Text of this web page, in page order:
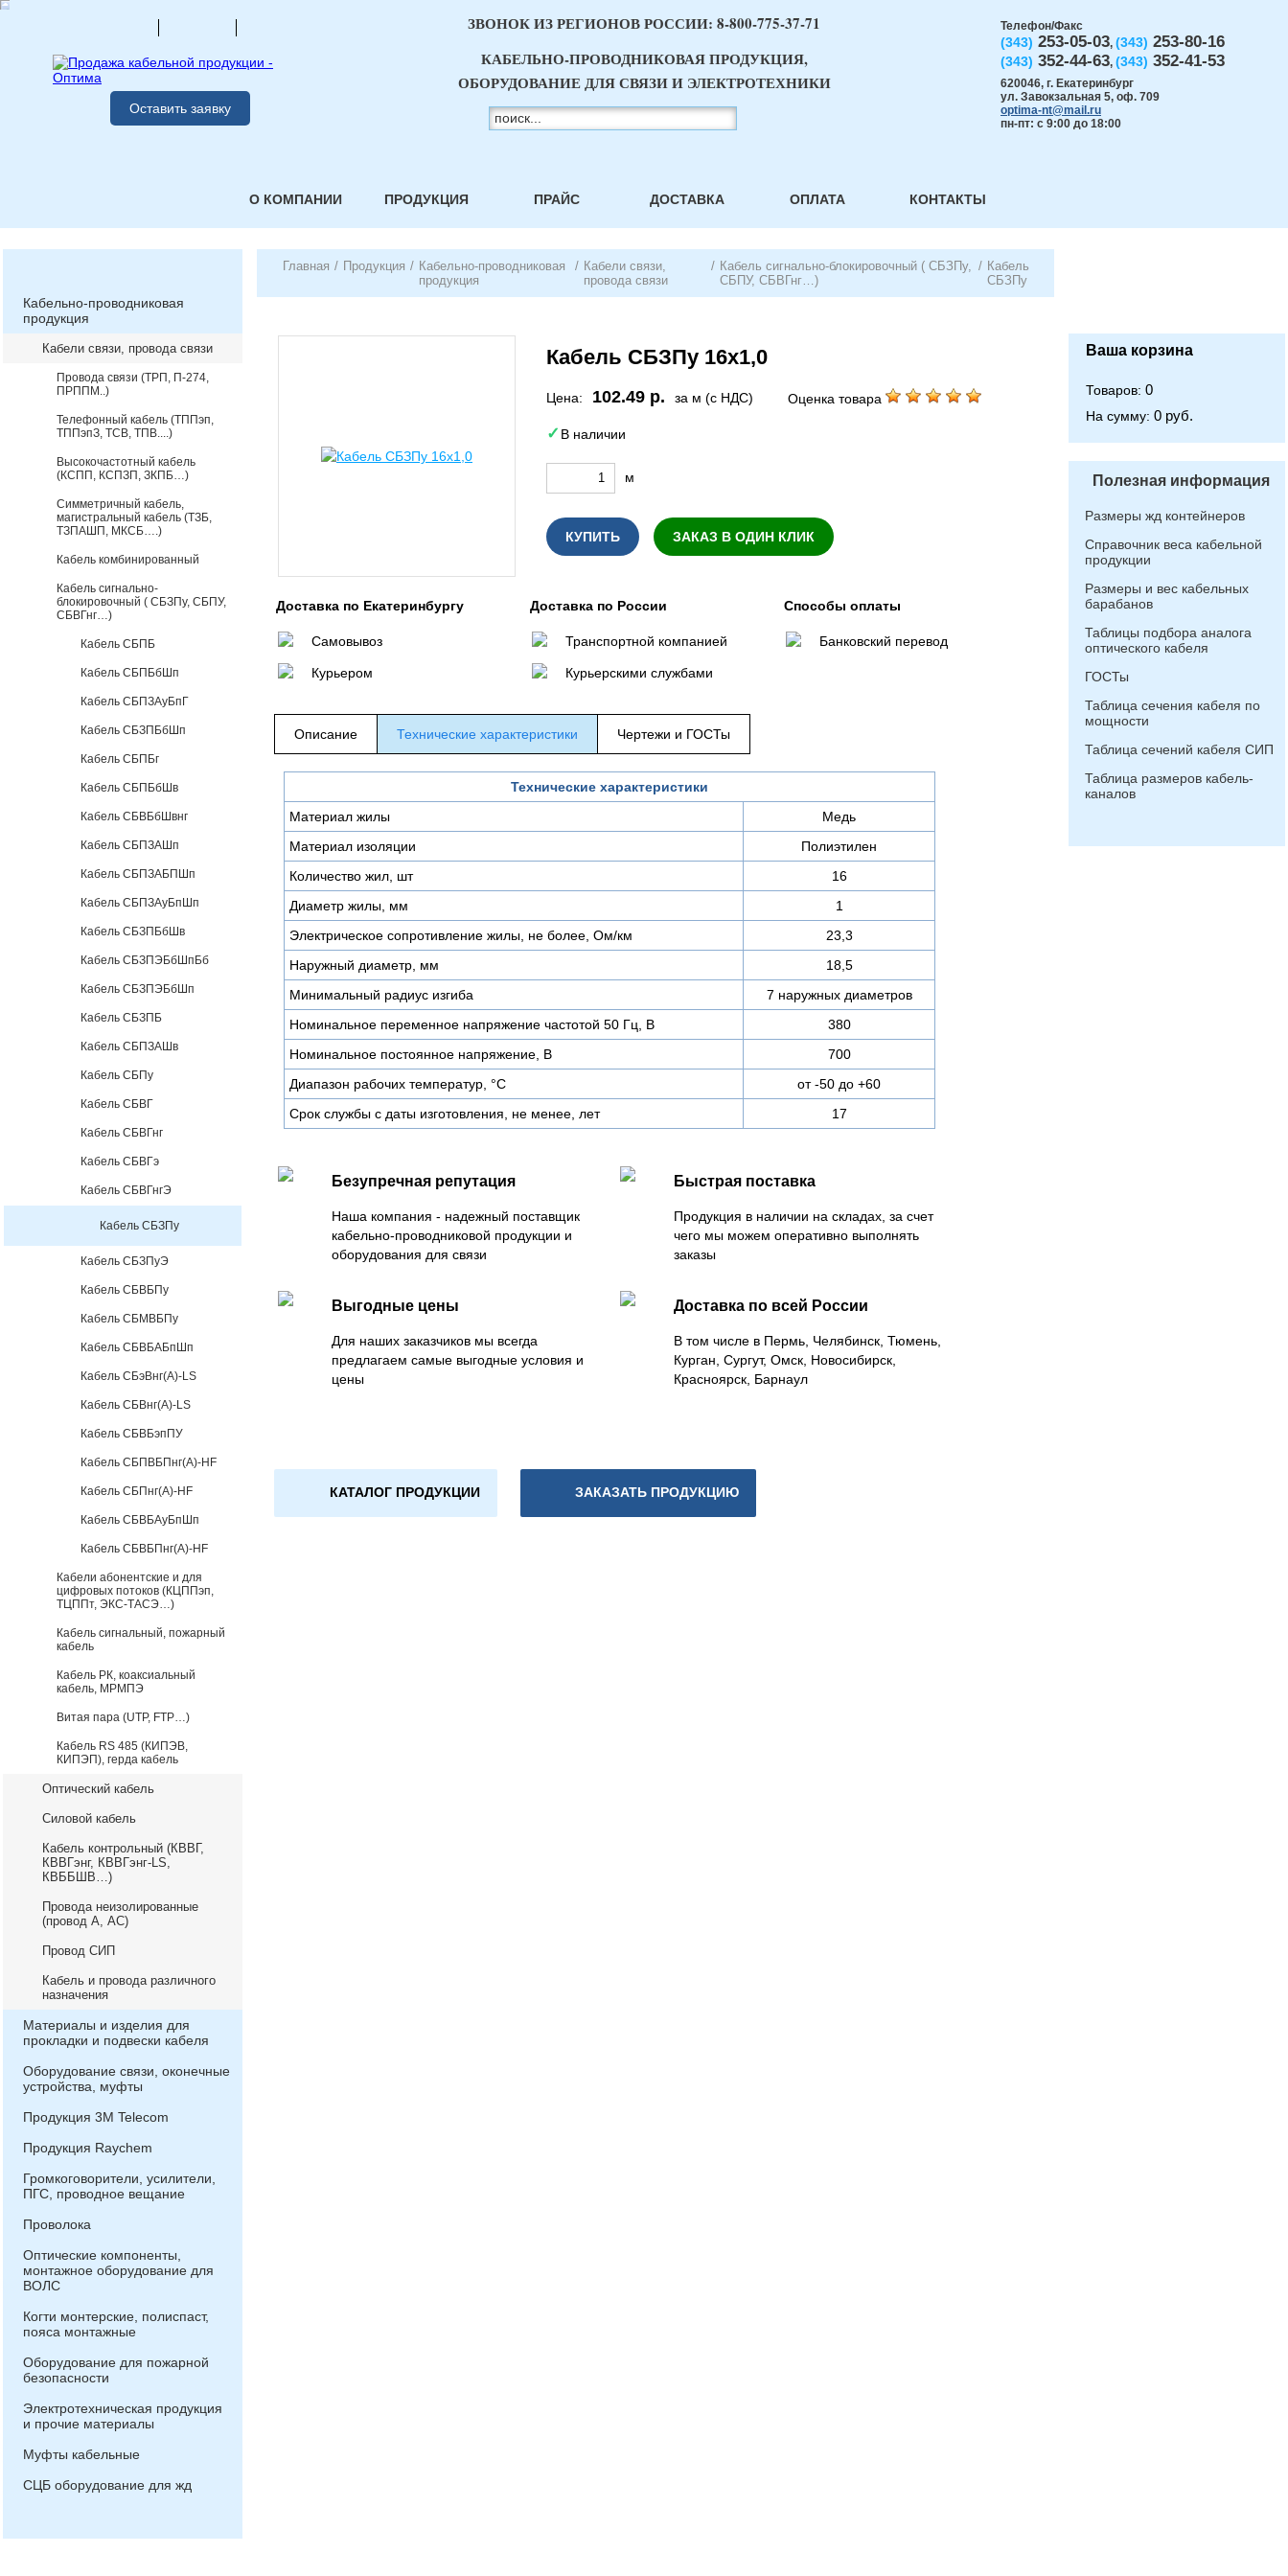
Оставить заявку
Телефон/Факс
(343) 253-05-03, (343) 253-80-16
(343) 352-44-63, (343) 352-41-53
620046, г. Екатеринбург
ул. Завокзальная 5, оф. 709
optima-nt@mail.ru
пн-пт: с 9:00 до 18:00
ЗВОНОК ИЗ РЕГИОНОВ РОССИИ: 8-800-775-37-71
КАБЕЛЬНО-ПРОВОДНИКОВАЯ ПРОДУКЦИЯ,
ОБОРУДОВАНИЕ ДЛЯ СВЯЗИ И ЭЛЕКТРОТЕХНИКИ
О КОМПАНИИ ПРОДУКЦИЯ ПРАЙС ДОСТАВКА ОПЛАТА КОНТАКТЫ
Кабельно-проводниковая
продукция
Кабели связи, провода связи
Провода связи (ТРП, П-274,
ПРППМ..)
Телефонный кабель (ТППэп,
ТППэпЗ, ТСВ, ТПВ....)
Высокочастотный кабель
(КСПП, КСПЗП, ЗКПБ…)
Симметричный кабель,
магистральный кабель (ТЗБ,
ТЗПАШП, МКСБ….)
Кабель комбинированный
Кабель сигнально-
блокировочный ( СБЗПу, СБПУ,
СБВГнг…)
Кабель СБПБ
Кабель СБПБбШп
Кабель СБПЗАуБпГ
Кабель СБЗПБбШп
Кабель СБПБг
Кабель СБПБбШв
Кабель СБВБбШвнг
Кабель СБПЗАШп
Кабель СБПЗАБПШп
Кабель СБПЗАуБпШп
Кабель СБЗПБбШв
Кабель СБЗПЭБбШпБб
Кабель СБЗПЭБбШп
Кабель СБЗПБ
Кабель СБПЗАШв
Кабель СБПу
Кабель СБВГ
Кабель СБВГнг
Кабель СБВГэ
Кабель СБВГнгЭ
Кабель СБЗПу
Кабель СБЗПуЭ
Кабель СБВБПу
Кабель СБМВБПу
Кабель СБВБАБпШп
Кабель СБэВнг(А)-LS
Кабель СБВнг(А)-LS
Кабель СБВБэпПУ
Кабель СБПВБПнг(А)-HF
Кабель СБПнг(А)-HF
Кабель СБВБАуБпШп
Кабель СБВБПнг(А)-HF
Кабели абонентские и для
цифровых потоков (КЦППэп,
ТЦППт, ЭКС-ТАСЭ…)
Кабель сигнальный, пожарный
кабель
Кабель РК, коаксиальный
кабель, МРМПЭ
Витая пара (UTP, FTP…)
Кабель RS 485 (КИПЭВ,
КИПЭП), герда кабель
Оптический кабель
Силовой кабель
Кабель контрольный (КВВГ,
КВВГэнг, КВВГэнг-LS,
КВББШВ…)
Провода неизолированные
(провод А, АС)
Провод СИП
Кабель и провода различного
назначения
Материалы и изделия для
прокладки и подвески кабеля
Оборудование связи, оконечные
устройства, муфты
Продукция 3М Telecom
Продукция Raychem
Громкоговорители, усилители,
ПГС, проводное вещание
Проволока
Оптические компоненты,
монтажное оборудование для
ВОЛС
Когти монтерские, полиспаст,
пояса монтажные
Оборудование для пожарной
безопасности
Электротехническая продукция
и прочие материалы
Муфты кабельные
СЦБ оборудование для жд
Главная / Продукция / Кабельно-проводниковая
продукция
/ Кабели связи,
провода связи
/ Кабель сигнально-блокировочный ( СБЗПу,
СБПУ, СБВГнг…)
/ Кабель
СБЗПу
Кабель СБЗПу 16х1,0
Цена: 102.49 р. за м (с НДС) Оценка товара
В наличии
м
КУПИТЬ ЗАКАЗ В ОДИН КЛИК
Доставка по Екатеринбургу
Самовывоз
Курьером
Доставка по России
Транспортной компанией
Курьерскими службами
Способы оплаты
Банковский перевод
Описание Технические характеристики Чертежи и ГОСТы
Технические характеристики
Материал жилы
Медь
Материал изоляции
Полиэтилен
Количество жил, шт
16
Диаметр жилы, мм
1
Электрическое сопротивление жилы, не более, Ом/км
23,3
Наружный диаметр, мм
18,5
Минимальный радиус изгиба
7 наружных диаметров
Номинальное переменное напряжение частотой 50 Гц, В
380
Номинальное постоянное напряжение, В
700
Диапазон рабочих температур, °C
от -50 до +60
Срок службы с даты изготовления, не менее, лет
17
Безупречная репутация
Наша компания - надежный поставщик
кабельно-проводниковой продукции и
оборудования для связи
Быстрая поставка
Продукция в наличии на складах, за счет
чего мы можем оперативно выполнять
заказы
Выгодные цены
Для наших заказчиков мы всегда
предлагаем самые выгодные условия и
цены
Доставка по всей России
В том числе в Пермь, Челябинск, Тюмень,
Курган, Сургут, Омск, Новосибирск,
Красноярск, Барнаул
КАТАЛОГ ПРОДУКЦИИ ЗАКАЗАТЬ ПРОДУКЦИЮ
Ваша корзина
Товаров: 0
На сумму: 0 руб.
Полезная информация
Размеры жд контейнеров
Справочник веса кабельной
продукции
Размеры и вес кабельных
барабанов
Таблицы подбора аналога
оптического кабеля
ГОСТы
Таблица сечения кабеля по
мощности
Таблица сечений кабеля СИП
Таблица размеров кабель-
каналов